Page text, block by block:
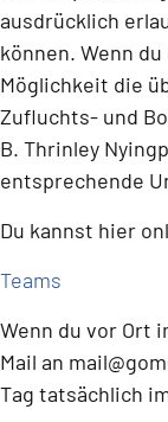
ausdrücklich
können. Wenn
Möglichkeit die
Zufluchts- und
B. Thrinley
entsprechende
Du kannst hier
Teams
Wenn du vor Ort
Mail an
Tag tatsächlich